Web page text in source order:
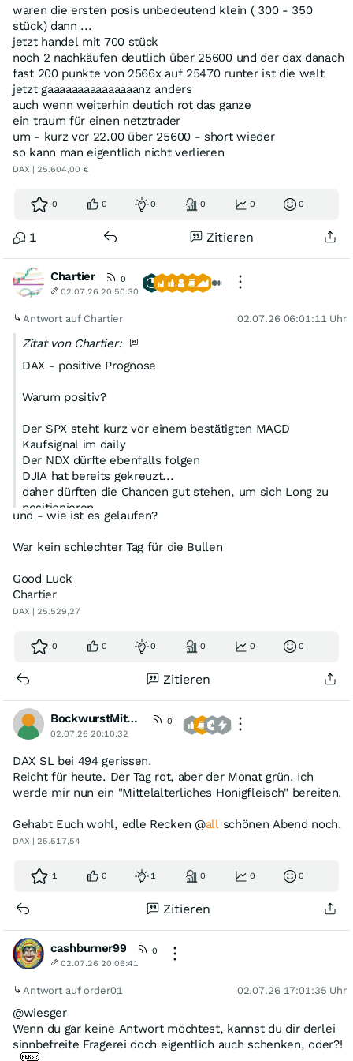
waren die ersten posis unbedeutend klein ( 300 - 350
stück) dann ...
jetzt handel mit 700 stück
noch 2 nachkäufen deutlich über 25600 und der dax danach
fast 200 punkte von 2566x auf 25470 runter ist die welt
jetzt gaaaaaaaaaaaaaaanz anders
auch wenn weiterhin deutich rot das ganze
ein traum für einen netztrader
um - kurz vor 22.00 über 25600 - short wieder
so kann man eigentlich nicht verlieren
DAX | 25.604,00 €
0 0 0 0 0 0
1 Zitieren
Chartier
0
02.07.26 20:50:30
Antwort auf Chartier 02.07.26 06:01:11 Uhr
Zitat von Chartier:
DAX - positive Prognose
Warum positiv?
Der SPX steht kurz vor einem bestätigten MACD
Kaufsignal im daily
Der NDX dürfte ebenfalls folgen
DJIA hat bereits gekreuzt...
daher dürften die Chancen gut stehen, um sich Long zu
positionieren.
und - wie ist es gelaufen?
War kein schlechter Tag für die Bullen
Good Luck
Chartier
DAX | 25.529,27
0 0 0 0 0 0
Zitieren
BockwurstMitMostrich
0
02.07.26 20:10:32
DAX SL bei 494 gerissen.
Reicht für heute. Der Tag rot, aber der Monat grün. Ich
werde mir nun ein "Mittelalterliches Honigfleisch" bereiten.
Gehabt Euch wohl, edle Recken @allschönen Abend noch.
DAX | 25.517,54
1 0 1 0 0 0
Zitieren
cashburner99
0
02.07.26 20:06:41
Antwort auf order01 02.07.26 17:01:35 Uhr
@wiesger
Wenn du gar keine Antwort möchtest, kannst du dir derlei
sinnbefreite Fragerei doch eigentlich auch schenken, oder?!